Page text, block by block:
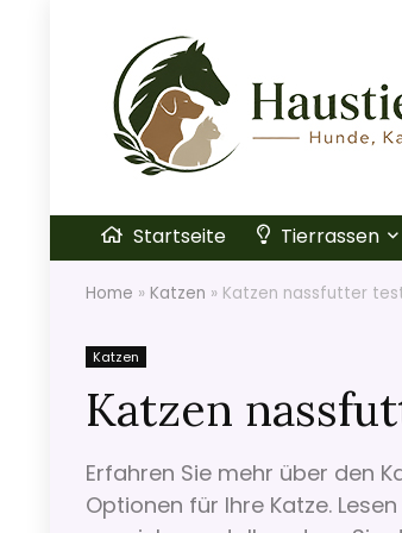
Startseite Tierrassen
Home » Katzen » Katzen nassfutter
Katzen
Katzen
Erfahren Sie mehr über den
Optionen für Ihre Katze.